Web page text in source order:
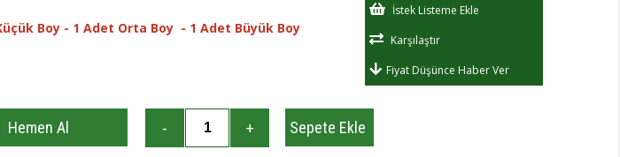
Boy - 1 Adet Orta Boy - 1 Adet Büyük Boy
İstek Listeme Ekle
Karşılaştır
Fiyat Düşünce Haber Ver